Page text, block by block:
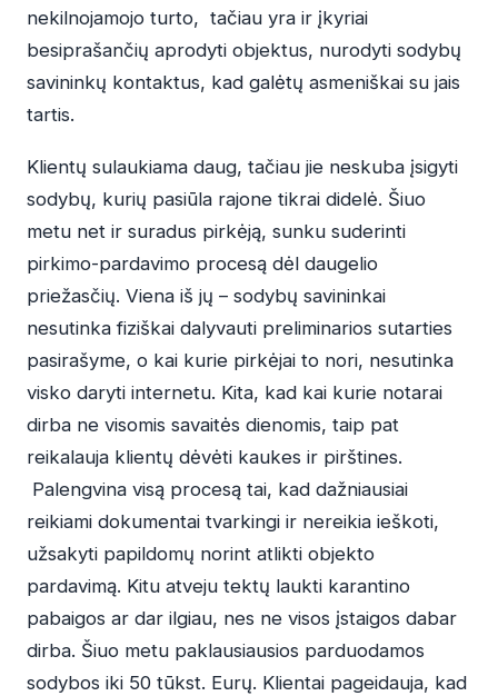
nekilnojamojo turto, tačiau yra ir įkyriai
besiprašančių aprodyti objektus, nurodyti sodybų
savininkų kontaktus, kad galėtų asmeniškai su jais
tartis.
Klientų sulaukiama daug, tačiau jie neskuba įsigyti
sodybų, kurių pasiūla rajone tikrai didelė. Šiuo
metu net ir suradus pirkėją, sunku suderinti
pirkimo-pardavimo procesą dėl daugelio
priežasčių. Viena iš jų – sodybų savininkai
nesutinka fiziškai dalyvauti preliminarios sutarties
pasirašyme, o kai kurie pirkėjai to nori, nesutinka
visko daryti internetu. Kita, kad kai kurie notarai
dirba ne visomis savaitės dienomis, taip pat
reikalauja klientų dėvėti kaukes ir pirštines.
Palengvina visą procesą tai, kad dažniausiai
reikiami dokumentai tvarkingi ir nereikia ieškoti,
užsakyti papildomų norint atlikti objekto
pardavimą. Kitu atveju tektų laukti karantino
pabaigos ar dar ilgiau, nes ne visos įstaigos dabar
dirba. Šiuo metu paklausiausios parduodamos
sodybos iki 50 tūkst. Eurų. Klientai pageidauja, kad